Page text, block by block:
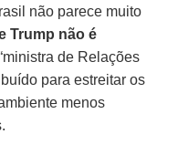
não parece muito
Trump não é
de Relações
para estreitar os
menos